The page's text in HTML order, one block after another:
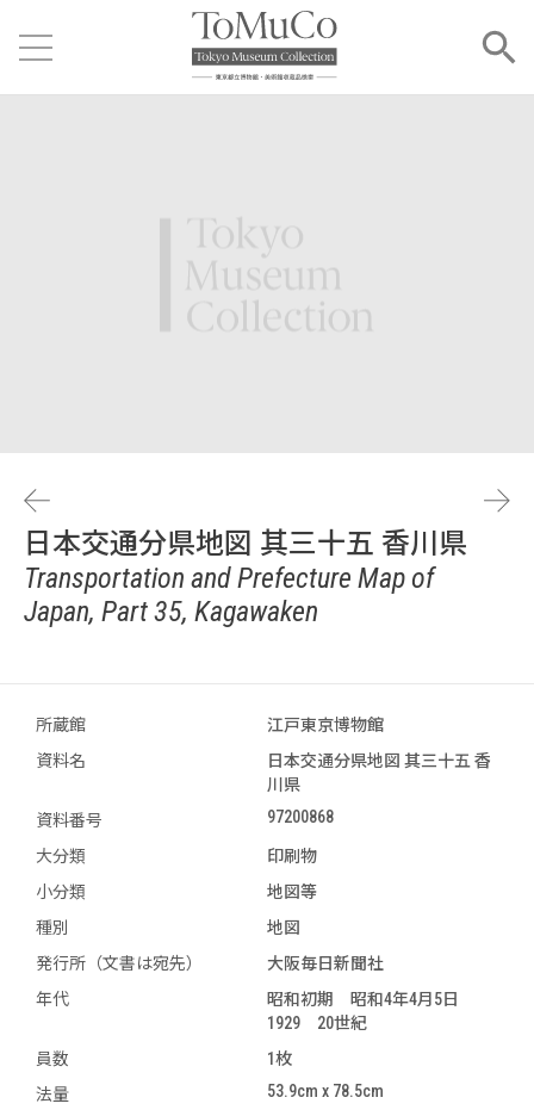
日本交通分県地図 其三十五 香川県
Transportation and Prefecture Map of
Japan, Part 35, Kagawaken
所蔵館
江戸東京博物館
資料名
日本交通分県地図 其三十五 香
川県
資料番号
97200868
大分類
印刷物
小分類
地図等
種別
地図
発行所（文書は宛先）
大阪毎日新聞社
年代
昭和初期 昭和4年4月5日
1929 20世紀
員数
1枚
法量
53.9cm x 78.5cm